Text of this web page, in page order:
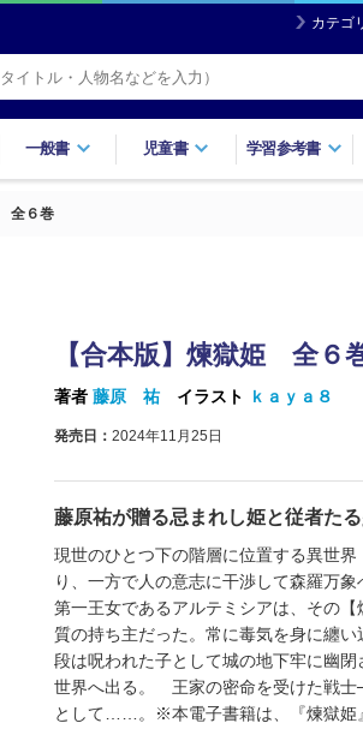
カテゴ
一般書 児童書 学習参考書
全６巻
【合本版】煉獄姫 全６
著者 藤原 祐 イラスト ｋａｙａ８
発売日： 2024年11月25日
藤原祐が贈る忌まれし姫と従者た
現世のひとつ下の階層に位置する異世
り、一方で人の意志に干渉して森羅万
第一王女であるアルテミシアは、その
質の持ち主だった。常に毒気を身に纏
段は呪われた子として城の地下牢に幽
世界へ出る。 王家の密命を受けた戦
として……。※本電子書籍は、『煉獄姫